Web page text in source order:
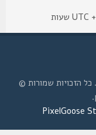
שמורות ©